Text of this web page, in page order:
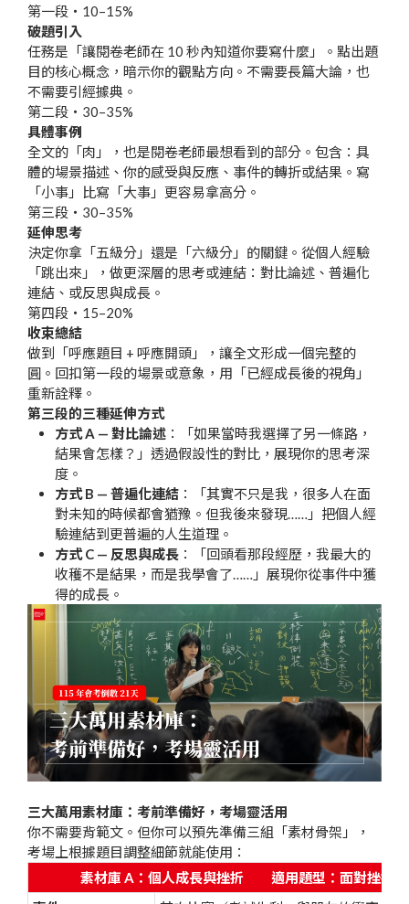
第一段・10–15%
破題引入
任務是「讓閱卷老師在 10 秒內知道你要寫什麼」。點出題
目的核心概念，暗示你的觀點方向。不需要長篇大論，也
不需要引經據典。
第二段・30–35%
具體事例
全文的「肉」，也是閱卷老師最想看到的部分。包含：具
體的場景描述、你的感受與反應、事件的轉折或結果。寫
「小事」比寫「大事」更容易拿高分。
第三段・30–35%
延伸思考
決定你拿「五級分」還是「六級分」的關鍵。從個人經驗
「跳出來」，做更深層的思考或連結：對比論述、普遍化
連結、或反思與成長。
第四段・15–20%
收束總結
做到「呼應題目 + 呼應開頭」，讓全文形成一個完整的
圓。回扣第一段的場景或意象，用「已經成長後的視角」
重新詮釋。
第三段的三種延伸方式
方式 A — 對比論述 ：「如果當時我選擇了另一條路，
結果會怎樣？」透過假設性的對比，展現你的思考深
度。
方式 B — 普遍化連結 ：「其實不只是我，很多人在面
對未知的時候都會猶豫。但我後來發現……」把個人經
驗連結到更普遍的人生道理。
方式 C — 反思與成長 ：「回頭看那段經歷，我最大的
收穫不是結果，而是我學會了……」展現你從事件中獲
得的成長。
三大萬用素材庫：考前準備好，考場靈活用
你不需要背範文。但你可以預先準備三組「素材骨架」，
考場上根據題目調整細節就能使用：
素材庫 A：個人成長與挫折 適用題型：面對挫折、